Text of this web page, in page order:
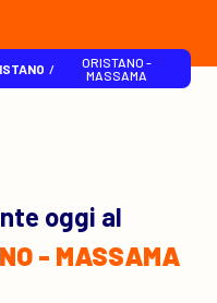
/
ORISTANO -
MASSAMA
oggi al
- MASSAMA